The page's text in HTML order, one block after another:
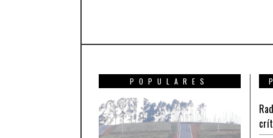
POPULARES